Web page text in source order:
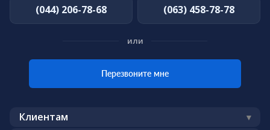
(044) 206-78-68 (063) 458-78-78
или
Перезвоните мне
Клиентам